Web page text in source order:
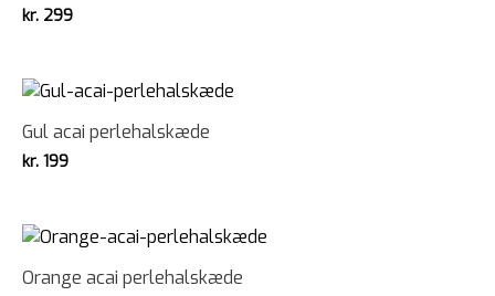
kr. 299
Gul acai perlehalskæde
kr. 199
Orange acai perlehalskæde